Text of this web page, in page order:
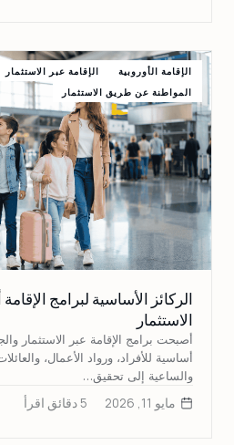
الإقامة الأوروبية
الإقامة عبر الاستثمار
المواطنة عن طريق الاستثمار
الركائز الأساسية لبرامج
الاستثمار
أصبحت برامج الإقامة عبر الاستثمار
أساسية للأفراد، ورواد الأعمال،
والساعية إلى تحقيق…
مايو 11, 2026 5 دقائق اقرأ